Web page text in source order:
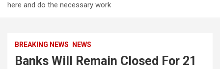
here and do the necessary work
BREAKING NEWS NEWS
Banks Will Remain Closed For 21